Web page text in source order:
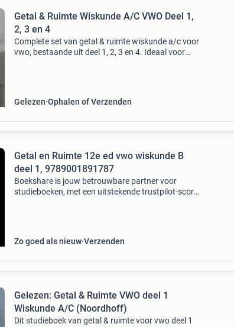
Getal & Ruimte Wiskunde A/C VWO Deel 1,
2, 3 en 4
Complete set van getal & ruimte wiskunde a/c voor
vwo, bestaande uit deel 1, 2, 3 en 4. Ideaal voor
Gelezen Ophalen of Verzenden
Getal en Ruimte 12e ed vwo wiskunde B
deel 1, 9789001891787
Boekshare is jouw betrouwbare partner voor
studieboeken, met een uitstekende trustpilot-score.
Zo goed als nieuw Verzenden
Gelezen: Getal & Ruimte VWO deel 1
Wiskunde A/C (Noordhoff)
Dit studieboek van getal & ruimte voor vwo deel 1